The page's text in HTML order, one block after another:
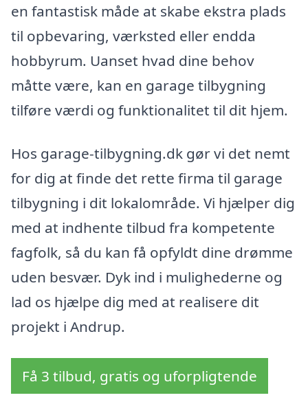
en fantastisk måde at skabe ekstra plads
til opbevaring, værksted eller endda
hobbyrum. Uanset hvad dine behov
måtte være, kan en garage tilbygning
tilføre værdi og funktionalitet til dit hjem.
Hos garage-tilbygning.dk gør vi det nemt
for dig at finde det rette firma til garage
tilbygning i dit lokalområde. Vi hjælper dig
med at indhente tilbud fra kompetente
fagfolk, så du kan få opfyldt dine drømme
uden besvær. Dyk ind i mulighederne og
lad os hjælpe dig med at realisere dit
projekt i Andrup.
Få 3 tilbud, gratis og uforpligtende